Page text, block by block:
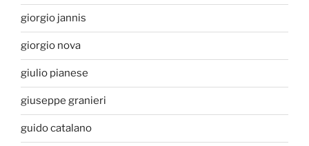
giorgio jannis
giorgio nova
giulio pianese
giuseppe granieri
guido catalano